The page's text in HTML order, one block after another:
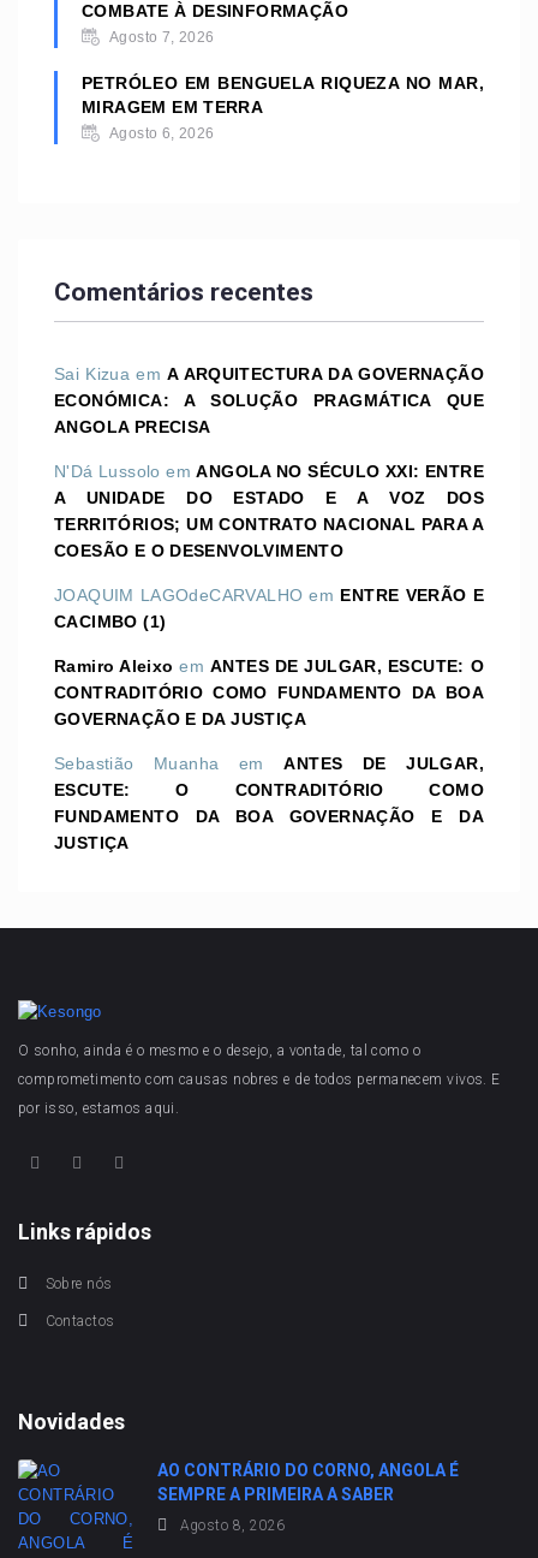
COMBATE À DESINFORMAÇÃO
Agosto 7, 2026
PETRÓLEO EM BENGUELA RIQUEZA NO MAR,
MIRAGEM EM TERRA
Agosto 6, 2026
Comentários recentes
Sai Kizua emA ARQUITECTURA DA GOVERNAÇÃO
ECONÓMICA: A SOLUÇÃO PRAGMÁTICA QUE
ANGOLA PRECISA
N'Dá Lussolo emANGOLA NO SÉCULO XXI: ENTRE
A UNIDADE DO ESTADO E A VOZ DOS
TERRITÓRIOS; UM CONTRATO NACIONAL PARA A
COESÃO E O DESENVOLVIMENTO
JOAQUIM LAGOdeCARVALHO em ENTRE VERÃO E
CACIMBO (1)
Ramiro Aleixo emANTES DE JULGAR, ESCUTE: O
CONTRADITÓRIO COMO FUNDAMENTO DA BOA
GOVERNAÇÃO E DA JUSTIÇA
Sebastião Muanha emANTES DE JULGAR,
ESCUTE: O CONTRADITÓRIO COMO
FUNDAMENTO DA BOA GOVERNAÇÃO E DA
JUSTIÇA
O sonho, ainda é o mesmo e o desejo, a vontade, tal como o
comprometimento com causas nobres e de todos permanecem vivos. E
por isso, estamos aqui.
Links rápidos
Sobre nós
Contactos
Novidades
AO CONTRÁRIO DO CORNO, ANGOLA É
SEMPRE A PRIMEIRA A SABER
Agosto 8, 2026